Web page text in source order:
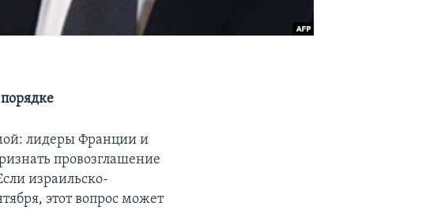
лидеры Франции и
провозглашение
израильско-
этот вопрос может